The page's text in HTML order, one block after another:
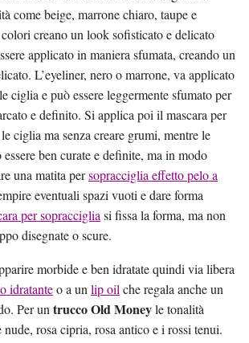
come beige, marrone chiaro, taupe e
creano un look sofisticato e delicato
applicato in maniera sfumata, creando un
L’eyeliner, nero o marrone, va applicato
ciglia e può essere leggermente sfumato per
e definito. Si applica poi il mascara per
ciglia ma senza creare grumi, mentre le
ben curate e definite, ma in modo
una matita persopracciglia effetto pelo a
eventuali spazi vuoti e dare forma
per sopracciglia si fissa la forma, ma non
disegnate o scure.
morbide e ben idratate quindi via libera
idratanteo a un lip oil che regala anche un
Per un trucco Old Moneyle tonalità
rosa cipria, rosa antico e i rossi tenui.